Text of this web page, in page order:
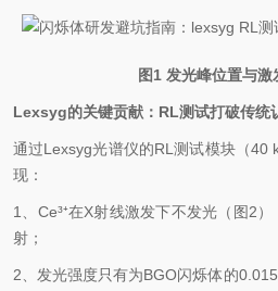
图1 发光峰位置与激
Lexsyg的关键贡献：RL测试打破传统
通过Lexsyg光谱仪的RL测试模块（40
现：
1、Ce³⁺在X射线激发下不发光（图2）
射；
2、发光强度只有为BGO闪烁体的